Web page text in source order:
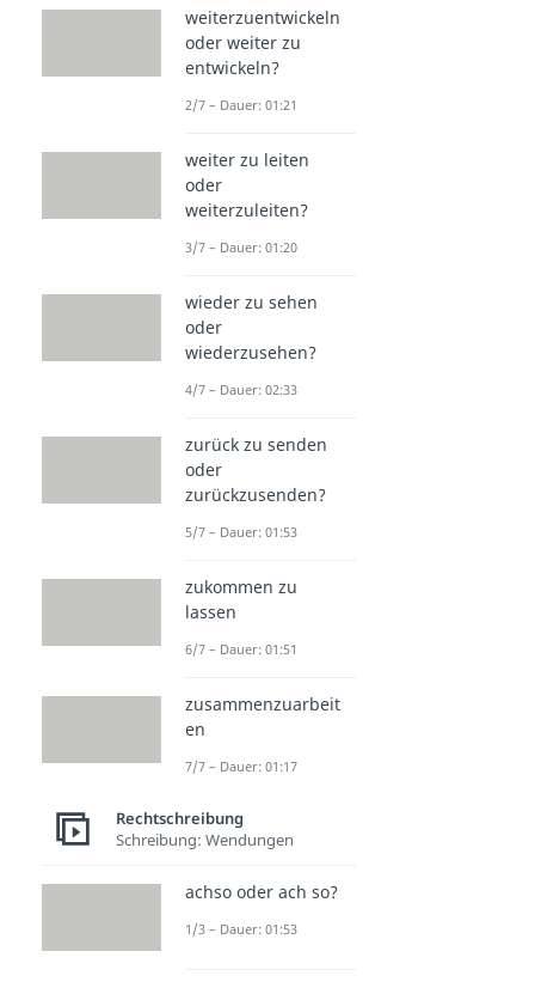
weiterzuentwickeln
oder weiter zu
entwickeln?
2/7 – Dauer: 01:21
weiter zu leiten
oder
weiterzuleiten?
3/7 – Dauer: 01:20
wieder zu sehen
oder
wiederzusehen?
4/7 – Dauer: 02:33
zurück zu senden
oder
zurückzusenden?
5/7 – Dauer: 01:53
zukommen zu
lassen
6/7 – Dauer: 01:51
zusammenzuarbeit
en
7/7 – Dauer: 01:17
Rechtschreibung
Schreibung: Wendungen
achso oder ach so?
1/3 – Dauer: 01:53